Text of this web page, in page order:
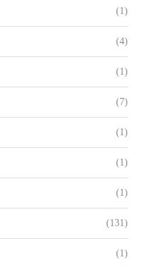
(1)
(4)
(1)
(7)
(1)
(1)
(1)
(131)
(1)